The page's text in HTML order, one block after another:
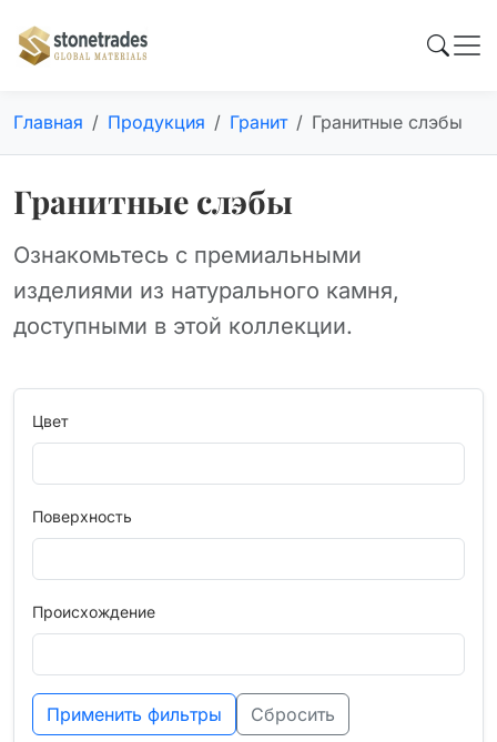
Главная Продукция Гранит Гранитные слэбы
Гранитные слэбы
Ознакомьтесь с премиальными
изделиями из натурального камня,
доступными в этой коллекции.
Цвет
Поверхность
Происхождение
Применить фильтры Сбросить